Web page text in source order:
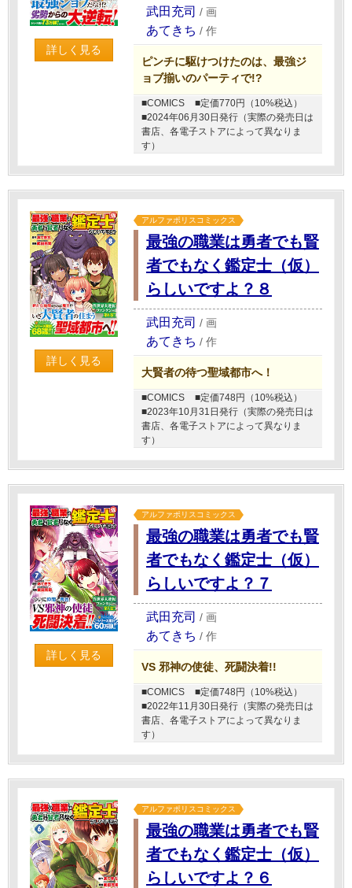
詳しく見る
武田充司 / 画
あてきち / 作
ピンチに駆けつけたのは、最強ジ
ョブ揃いのパーティで!?
■COMICS
■定価770円（10%税込）
■2024年06月30日発行（実際の発売日は
書店、各電子ストアによって異なりま
す）
詳しく見る
アルファポリスコミックス
最強の職業は勇者でも賢
者でもなく鑑定士（仮）
らしいですよ？８
武田充司 / 画
あてきち / 作
大賢者の待つ聖域都市へ！
■COMICS
■定価748円（10%税込）
■2023年10月31日発行（実際の発売日は
書店、各電子ストアによって異なりま
す）
詳しく見る
アルファポリスコミックス
最強の職業は勇者でも賢
者でもなく鑑定士（仮）
らしいですよ？７
武田充司 / 画
あてきち / 作
VS 邪神の使徒、死闘決着!!
■COMICS
■定価748円（10%税込）
■2022年11月30日発行（実際の発売日は
書店、各電子ストアによって異なりま
す）
アルファポリスコミックス
最強の職業は勇者でも賢
者でもなく鑑定士（仮）
らしいですよ？６